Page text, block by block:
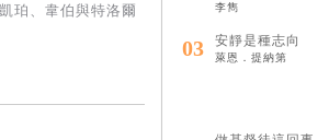
珀、韋伯與特洛爾
李雋
03 安靜是種志向
萊恩．提納第